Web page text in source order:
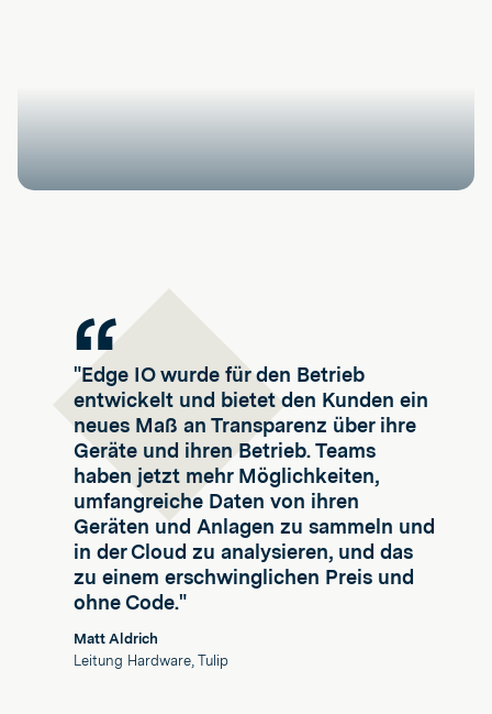
"Edge IO wurde für den Betrieb
entwickelt und bietet den Kunden ein
neues Maß an Transparenz über ihre
Geräte und ihren Betrieb. Teams
haben jetzt mehr Möglichkeiten,
umfangreiche Daten von ihren
Geräten und Anlagen zu sammeln und
in der Cloud zu analysieren, und das
zu einem erschwinglichen Preis und
ohne Code."
Matt Aldrich
Leitung Hardware, Tulip